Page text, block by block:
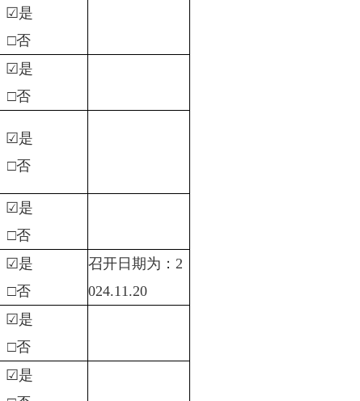
☑是
□否
☑是
□否
☑是
□否
☑是
□否
☑是
□否
召开日期为：2
024.11.20
☑是
□否
☑是